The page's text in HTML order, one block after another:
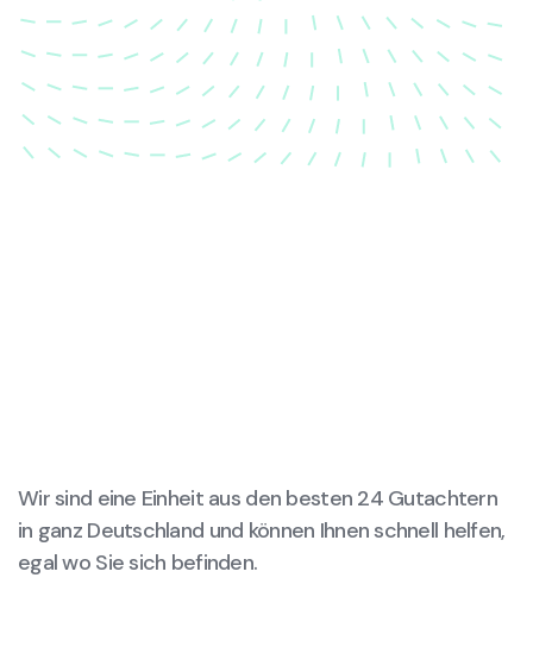
dass Ihre Fahrzeugkarosserie nach einem Unfall
wieder in ihren ursprünglichen Zustand gebracht
wird.
Wir sind eine Einheit aus den besten 24 Gutachtern
in ganz Deutschland und können Ihnen schnell helfen,
egal wo Sie sich befinden.